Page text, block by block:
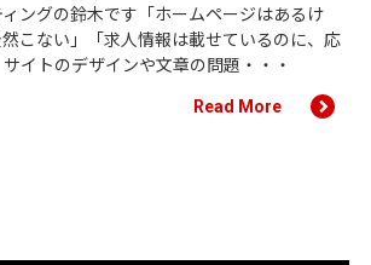
ングの鈴木です「ホームページはあるけ
こない」「求人情報は載せているのに、応
イトのデザインや文章の問題・・・
Read More